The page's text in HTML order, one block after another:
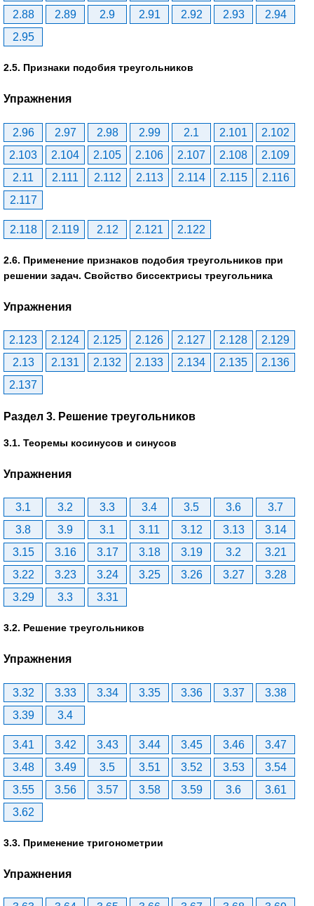
2.88 2.89 2.9 2.91 2.92 2.93
2.94
2.95
2.5. Признаки подобия треугольников
Упражнения
2.96 2.97 2.98 2.99 2.1 2.101
2.102
2.103
2.104 2.105 2.106 2.107 2.108
2.109
2.11
2.111 2.112 2.113 2.114 2.115
2.116
2.117
2.118 2.119 2.12 2.121 2.122
2.6. Применение признаков подобия треугольников при
решении задач. Свойство биссектрисы треугольника
Упражнения
2.123 2.124 2.125 2.126 2.127 2.128
2.129
2.13
2.131 2.132 2.133 2.134 2.135
2.136
2.137
Раздел 3. Решение треугольников
3.1. Теоремы косинусов и синусов
Упражнения
3.1 3.2 3.3 3.4 3.5 3.6
3.7
3.8
3.9 3.1 3.11 3.12 3.13
3.14
3.15
3.16 3.17 3.18 3.19 3.2
3.21
3.22
3.23 3.24 3.25 3.26 3.27
3.28
3.29
3.3 3.31
3.2. Решение треугольников
Упражнения
3.32 3.33 3.34 3.35 3.36 3.37
3.38
3.39
3.4
3.41 3.42 3.43 3.44 3.45 3.46
3.47
3.48
3.49 3.5 3.51 3.52 3.53
3.54
3.55
3.56 3.57 3.58 3.59 3.6
3.61
3.62
3.3. Применение тригонометрии
Упражнения